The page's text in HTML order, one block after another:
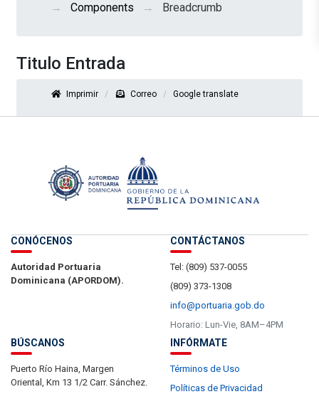
Components
Breadcrumb
Titulo Entrada
Imprimir Correo Google translate
CONÓCENOS
Autoridad Portuaria
Dominicana (APORDOM).
CONTÁCTANOS
Tel: (809) 537-0055
(809) 373-1308
info@portuaria.gob.do
Horario: Lun-Vie, 8AM–4PM
BÚSCANOS
Puerto Río Haina, Margen
Oriental, Km 13 1/2 Carr. Sánchez.
INFÓRMATE
Términos de Uso
Políticas de Privacidad